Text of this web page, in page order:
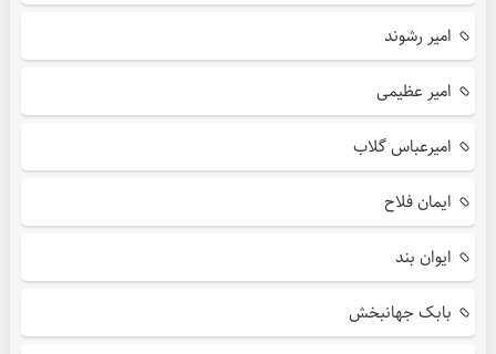
امیر رشوند
امیر عظیمی
امیرعباس گلاب
ایمان فلاح
ایوان بند
بابک جهانبخش